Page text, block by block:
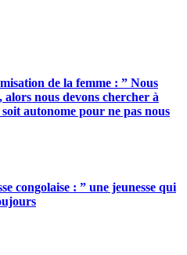
de la femme : ” Nous
alors nous devons chercher à
autonome pour ne pas nous
congolaise : ” une jeunesse qui